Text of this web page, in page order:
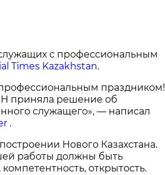
с профессиональным
Times Kazakhstan.
праздником!
приняла решение об
служащего», — написал
.
Нового Казахстана.
работы должны быть
открытость.